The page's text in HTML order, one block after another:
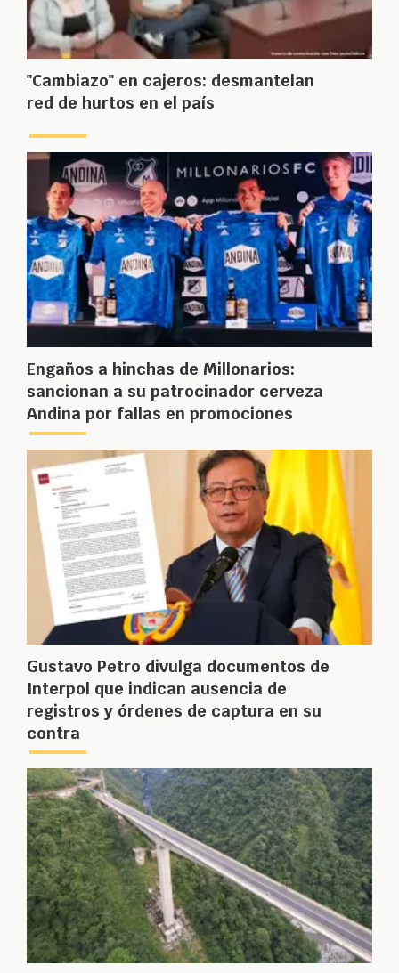
"Cambiazo" en cajeros: desmantelan
red de hurtos en el país
Engaños a hinchas de Millonarios:
sancionan a su patrocinador cerveza
Andina por fallas en promociones
Gustavo Petro divulga documentos de
Interpol que indican ausencia de
registros y órdenes de captura en su
contra